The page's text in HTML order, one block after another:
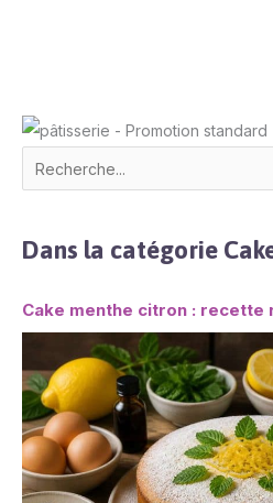
vous
les 24
Dans la catégorie
Cake menthe citron :